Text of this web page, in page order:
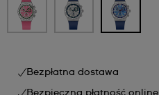
Bezpłatna dostawa
Bezpieczna płatność online